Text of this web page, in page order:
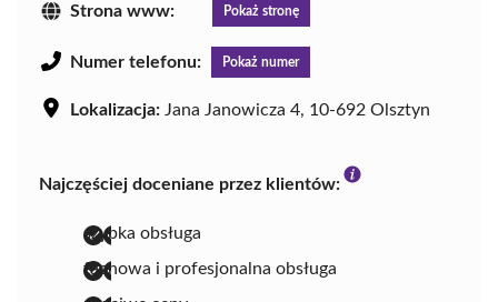
Strona www: Pokaż stronę
Numer telefonu: Pokaż numer
Lokalizacja: Jana Janowicza 4, 10-692 Olsztyn
Najczęściej doceniane przez klientów:
szybka obsługa
fachowa i profesjonalna obsługa